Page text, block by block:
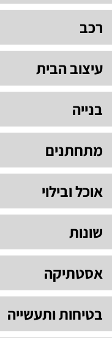
רכב
עיצוב הבית
בנייה
מתחתנים
אוכל ובילוי
שונות
אסטתיקה
בטיחות ותעשייה